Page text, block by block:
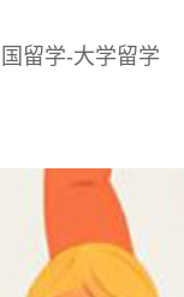
留学-大学留学